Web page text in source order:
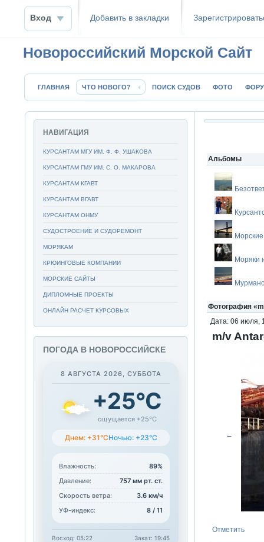
Вход Добавить в закладки
Новороссийский Морской Сайт
ГЛАВНАЯ ЧТО НОВОГО? ПОИСК СУДОВ ФОТО
Альбомы
Моряки
Фотография
Дата: 06 июля,
m/v
←
Отметить
НАВИГАЦИЯ
КУРСАНТАМ МГУ ИМ. Ф. Ф. УШАКОВА
КУРСАНТАМ ГМУ ИМ. С. О. МАКАРОВА
КУРСАНТАМ КГАВТ
КУРСАНТАМ ВГАВТ
КУРСАНТАМ ОНМУ
СУДОСТРОЕНИЕ И СУДОРЕМОНТ
МОРЯКАМ
КРЮИНГОВЫЕ КОМПАНИИ
МОРСКИЕ САЙТЫ
ДИПЛОМНЫЕ ПРОЕКТЫ
ОНЛАЙН РАСЧЕТ КУРСОВЫХ
ПОГОДА В НОВОРОССИЙСКЕ
8 АВГУСТА 2026, СУББОТА
+25°C
ощущается +25°C
Днем: +31°CНочью: +23°C
Влажность:
89%
Давление:
757 мм рт. ст.
Скорость ветра:
3.6 км/ч
УФ-индекс:
8 / 11
Восход: 05:22 Закат: 19:45